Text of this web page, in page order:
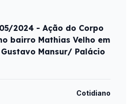
2024 - Ação do Corpo
bairro Mathias Velho em
Mansur/ Palácio
Cotidiano